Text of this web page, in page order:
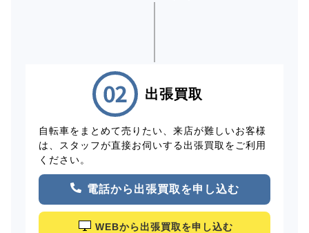
出張買取
自転車をまとめて売りたい、来店が難しいお客様
は、スタッフが直接お伺いする出張買取をご利用
ください。
電話から出張買取を申し込む
WEBから出張買取を申し込む